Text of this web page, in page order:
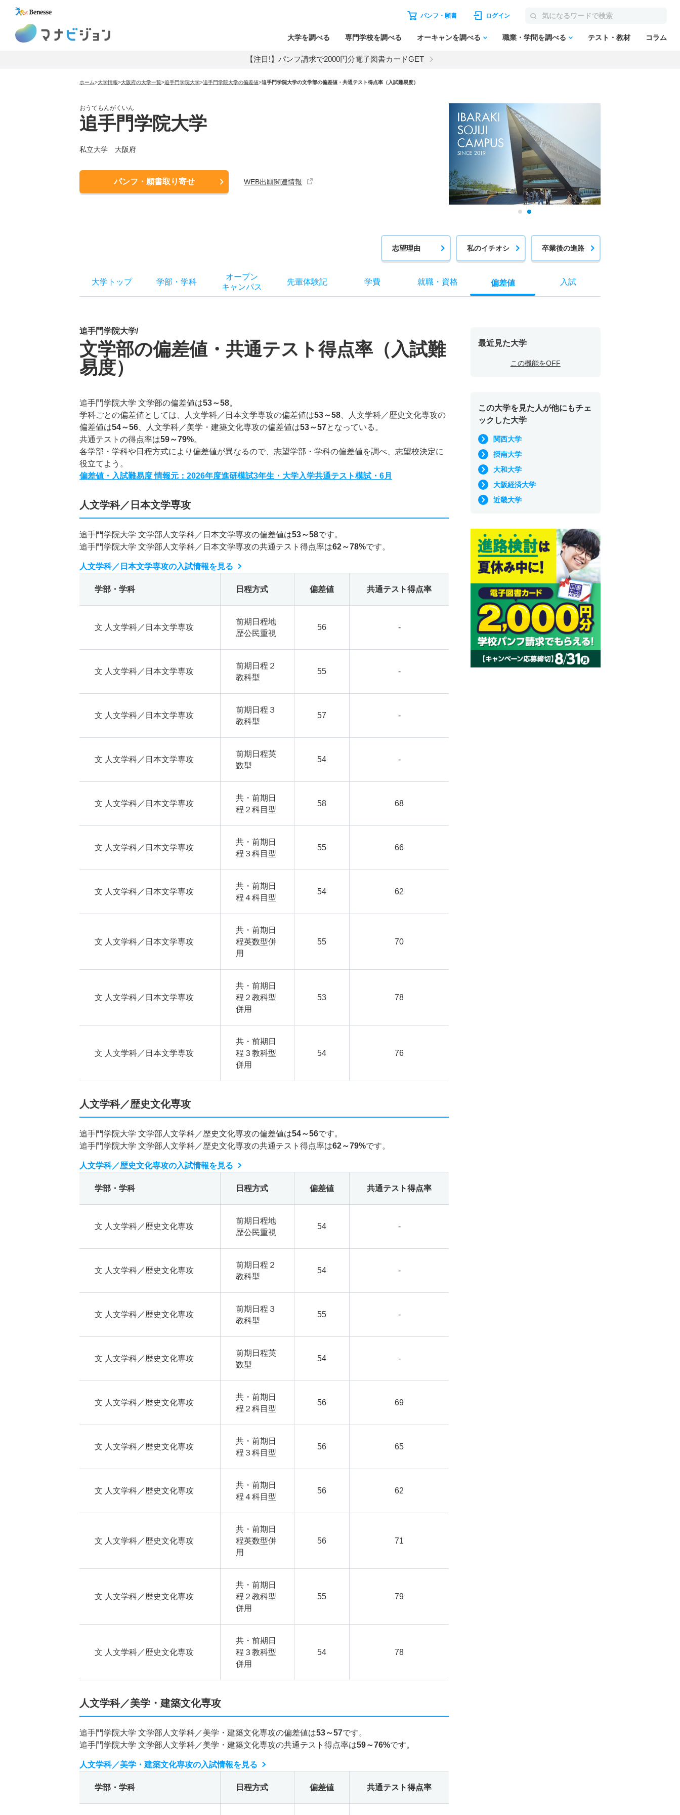
パンフ・願書 ログイン
大学を調べる 専門学校を調べる オーキャンを調べる 職業・学問を調べる テスト・教材 コラム
【注目!】パンフ請求で2000円分電子図書カードGET
ホーム>大学情報>大阪府の大学一覧>追手門学院大学>追手門学院大学の偏差値>追手門学院大学の文学部の偏差値・共通テスト得点率（入試難易度）
おうてもんがくいん
追手門学院大学
私立大学 大阪府
パンフ・願書取り寄せ WEB出願関連情報
志望理由 私のイチオシ 卒業後の進路
大学トップ 学部 ・ 学科
オープン
キャンパス
先輩体験記 学費 就職・ 資格 偏差値 入試
追手門学院大学/
文学部の偏差値・共通テスト得点率（入試難
易度）
追手門学院大学 文学部の偏差値は53～58。
学科ごとの偏差値としては、人文学科／日本文学専攻の偏差値は53～58 、人文学科／歴史文化専攻の
偏差値は54～56 、人文学科／美学・建築文化専攻の偏差値は53～57となっている。
共通テストの得点率は59～79%。
各学部・学科や日程方式により偏差値が異なるので、志望学部・学科の偏差値を調べ、志望校決定に
役立てよう。
偏差値・入試難易度 情報元：2026年度進研模試3年生・大学入学共通テスト模試・6月
人文学科／日本文学専攻
追手門学院大学 文学部人文学科／日本文学専攻の偏差値は53～58です。
追手門学院大学 文学部人文学科／日本文学専攻の共通テスト得点率は62～78%です。
人文学科／日本文学専攻の入試情報を見る
学部・学科 日程方式 偏差値 共通テスト得点率
文 人文学科／日本文学専攻
前期日程地
歴公民重視
56 -
文 人文学科／日本文学専攻
前期日程２
教科型
55 -
文 人文学科／日本文学専攻
前期日程３
教科型
57 -
文 人文学科／日本文学専攻
前期日程英
数型
54 -
文 人文学科／日本文学専攻
共・前期日
程２科目型
58 68
文 人文学科／日本文学専攻
共・前期日
程３科目型
55 66
文 人文学科／日本文学専攻
共・前期日
程４科目型
54 62
文 人文学科／日本文学専攻
共・前期日
程英数型併
用
55 70
文 人文学科／日本文学専攻
共・前期日
程２教科型
併用
53 78
文 人文学科／日本文学専攻
共・前期日
程３教科型
併用
54 76
人文学科／歴史文化専攻
追手門学院大学 文学部人文学科／歴史文化専攻の偏差値は54～56です。
追手門学院大学 文学部人文学科／歴史文化専攻の共通テスト得点率は62～79%です。
人文学科／歴史文化専攻の入試情報を見る
学部・学科 日程方式 偏差値 共通テスト得点率
文 人文学科／歴史文化専攻
前期日程地
歴公民重視
54 -
文 人文学科／歴史文化専攻
前期日程２
教科型
54 -
文 人文学科／歴史文化専攻
前期日程３
教科型
55 -
文 人文学科／歴史文化専攻
前期日程英
数型
54 -
文 人文学科／歴史文化専攻
共・前期日
程２科目型
56 69
文 人文学科／歴史文化専攻
共・前期日
程３科目型
56 65
文 人文学科／歴史文化専攻
共・前期日
程４科目型
56 62
文 人文学科／歴史文化専攻
共・前期日
程英数型併
用
56 71
文 人文学科／歴史文化専攻
共・前期日
程２教科型
併用
55 79
文 人文学科／歴史文化専攻
共・前期日
程３教科型
併用
54 78
人文学科／美学・建築文化専攻
追手門学院大学 文学部人文学科／美学・建築文化専攻の偏差値は53～57です。
追手門学院大学 文学部人文学科／美学・建築文化専攻の共通テスト得点率は59～76%です。
人文学科／美学・建築文化専攻の入試情報を見る
学部・学科 日程方式 偏差値 共通テスト得点率
最近見た大学
この機能をOFF
この大学を見た人が他にもチェ
ックした大学
関西大学
摂南大学
大和大学
大阪経済大学
近畿大学